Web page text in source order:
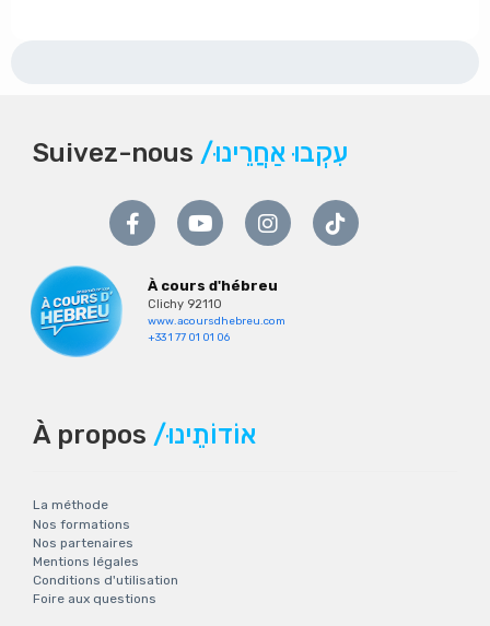
Suivez-nous /עִקְבוּ אַחֲרֵינוּ
À cours d'hébreu
Clichy 92110
www.acoursdhebreu.com
+33 1 77 01 01 06
À propos /אוֹדוֹתֵינוּ
La méthode
Nos formations
Nos partenaires
Mentions légales
Conditions d'utilisation
Foire aux questions